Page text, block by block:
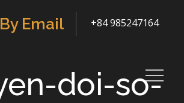
Email +84 985247164
doi-so-